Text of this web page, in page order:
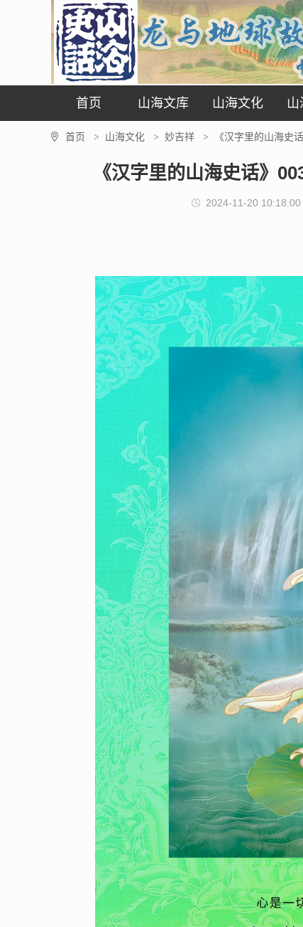
首页 山海文库 山海文化 山
首页 > 山海文化 > 妙吉祥 > 《汉字里的山海史
《汉字里的山海史话》
2024-11-20 10:18:00